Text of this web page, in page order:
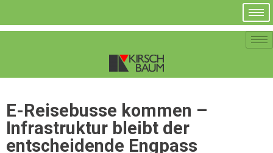
E-Reisebusse kommen –
Infrastruktur bleibt der
entscheidende Engpass